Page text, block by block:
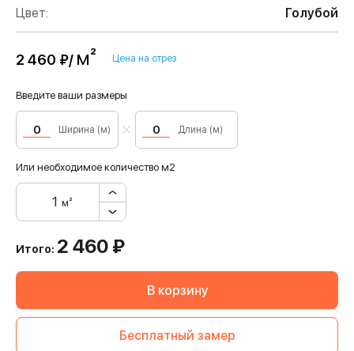
Цвет: Голубой
2 460 ₽/ м² Цена на отрез
Введите ваши размеры
Ширина (м) Длина (м)
Или необходимое количество м2
м²
Итого: 2 460 ₽
В корзину
Бесплатный замер